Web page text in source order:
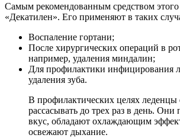
Самым рекомендованным средством этого
«Декатилен». Его применяют в таких
Воспаление гортани;
После хирургических операций в
например, удаления миндалин;
Для профилактики инфицирования
удаления зуба.
В профилактических целях леденцы
рассасывать до трех раз в день. Они
вкус, обладают охлаждающим
освежают дыхание.